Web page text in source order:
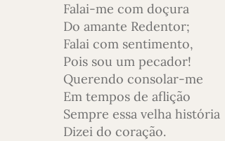
Falai-me com doçura
Do amante Redentor;
Falai com sentimento,
Pois sou um pecador!
Querendo consolar-me
Em tempos de aflição
Sempre essa velha história
Dizei do coração.